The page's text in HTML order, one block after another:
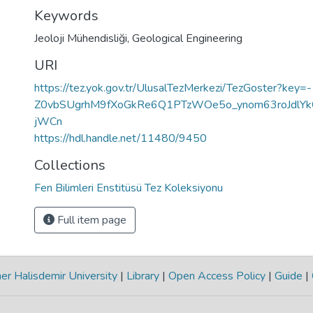
Keywords
Jeoloji Mühendisliği, Geological Engineering
URI
https://tez.yok.gov.tr/UlusalTezMerkezi/TezGoster?key=-
jWCn
https://hdl.handle.net/11480/9450
Collections
Fen Bilimleri Enstitüsü Tez Koleksiyonu
Full item page
Halisdemir University | Library | Open Access Policy | Guide |